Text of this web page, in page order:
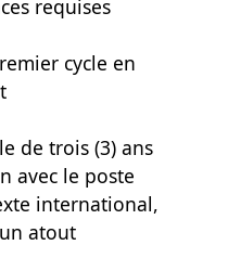
requises
cycle en
de trois (3) ans
avec le poste
international,
atout